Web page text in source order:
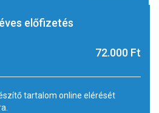
előfizetés
72.000 Ft
tartalom online elérését